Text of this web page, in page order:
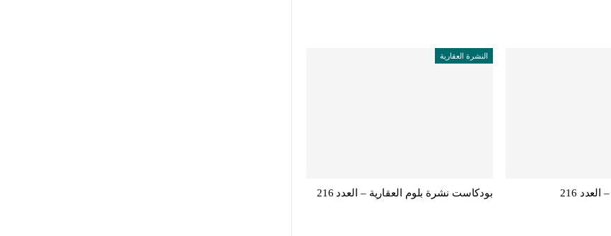
216
النشرة العقارية
بودكاست نشرة بلوم العقارية – العدد 216